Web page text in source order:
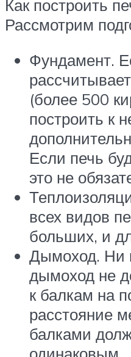
Как построить
Рассмотрим
Фундамент.
(более 500
построить к
Если печь
это не
всех видов
больших, и
Дымоход. Ни
дымоход не
к балкам на
расстояние
балками